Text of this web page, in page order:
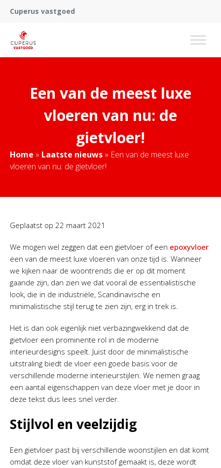
Cuperus vastgoed
Een van de meest luxe
vloeren van nu: de
gietvloer!
Home » Laatste nieuws » Een van de meest luxe
vloeren van nu: de gietvloer!
Geplaatst op 22 maart 2021
We mogen wel zeggen dat een gietvloer of een epoxyvloer
een van de meest luxe vloeren van onze tijd is. Wanneer
we kijken naar de woontrends die er op dit moment
gaande zijn, dan zien we dat vooral de essentialistische
look, die in de industriële, Scandinavische en
minimalistische stijl terug te zien zijn, erg in trek is.
Het is dan ook eigenlijk niet verbazingwekkend dat de
gietvloer een prominente rol in de moderne
interieurdesigns speelt. Juist door de minimalistische
uitstraling biedt de vloer een goede basis voor de
verschillende moderne interieurstijlen. We nemen graag
een aantal eigenschappen van deze vloer met je door in
deze tekst dus lees snel verder.
Stijlvol en veelzijdig
Een gietvloer past bij verschillende woonstijlen en dat komt
omdat deze vloer van kunststof gemaakt is, deze wordt